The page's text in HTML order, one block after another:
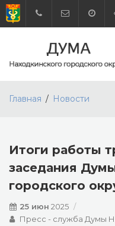
Главная Новости
Итоги работы
заседания
городского
25 июн 2025
Пресс - служба Думы